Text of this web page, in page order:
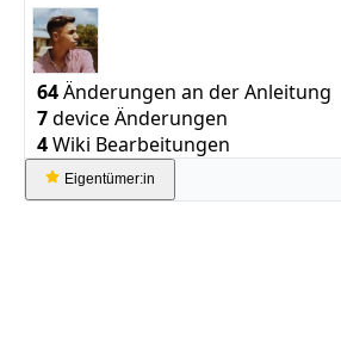
64Änderungen an der Anleitung
7device Änderungen
4Wiki Bearbeitungen
Eigentümer:in